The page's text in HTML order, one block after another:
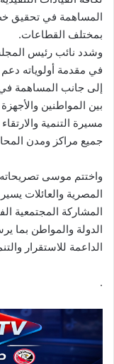
المساهمة في تحقيق
بمختلف القطاعات.
وشدد نائب رئيس
في مقدمة أولوياته
إلى جانب المساهمة في
بين المواطنين
مسيرة التنمية
جميع مراكز ومدن
واختتم موسى
المصرية والعائلات
المشاركة المجتمعية
الدولة والمواطن بما
الداعمة للاستقرار
.